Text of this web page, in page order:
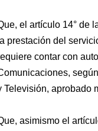
el artículo 14° de
la prestación del
contar con
Televisión, aprobado
asimismo el